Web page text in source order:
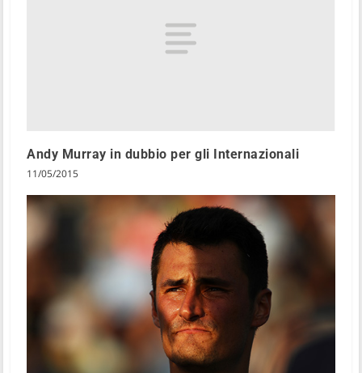
Andy Murray in dubbio per gli Internazionali
11/05/2015